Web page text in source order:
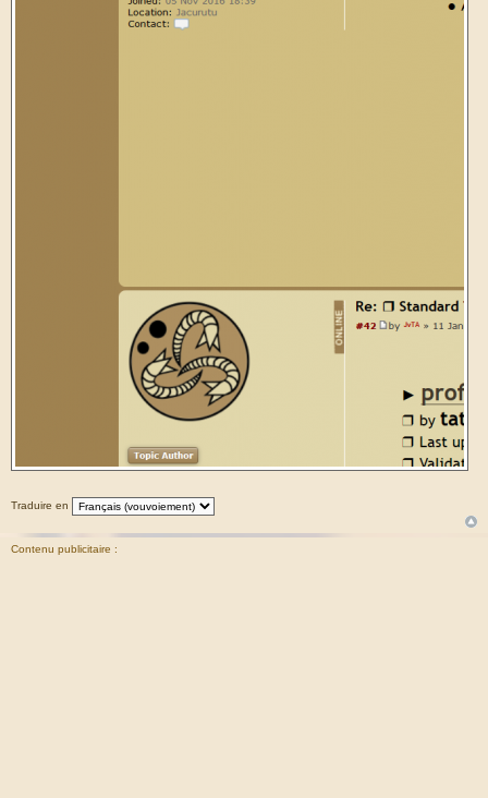
Traduire en
Contenu publicitaire :